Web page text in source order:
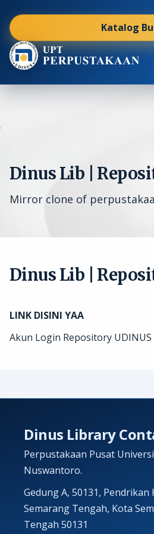
Katalog
Dinus Lib |
Mirror clone of
Dinus Lib |
LINK DISINI YAA
Akun Login Repository UDINUS
Dinus Library
Perpustakaan Pusat
Nuswantoro.
Gedung A, 50131, Pendrikan
Semarang Tengah, Kota
Tengah 50131